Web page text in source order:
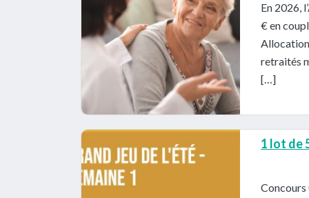
En 2026,
€ en
Allocation
retraités
[…]
1 lot de
Concours